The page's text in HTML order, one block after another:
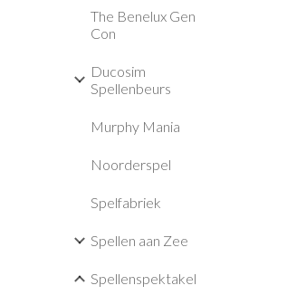
The Benelux Gen
Con
Ducosim
Spellenbeurs
Murphy Mania
Noorderspel
Spelfabriek
Spellen aan Zee
Spellenspektakel